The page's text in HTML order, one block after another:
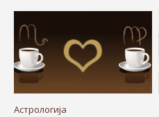
Астрологија